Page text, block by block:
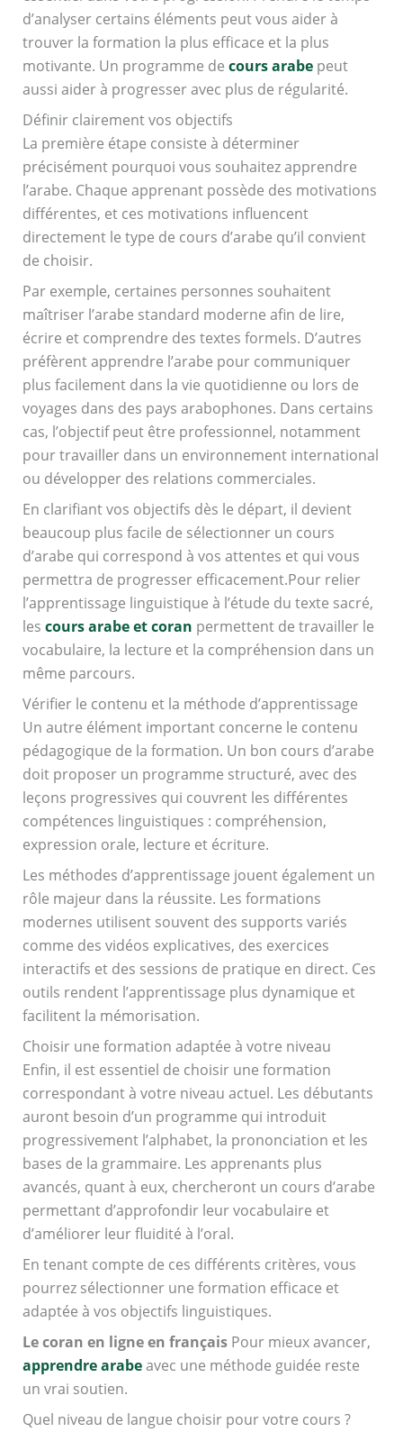
d’analyser certains éléments peut vous aider à
trouver la formation la plus efficace et la plus
motivante. Un programme de cours arabepeut
aussi aider à progresser avec plus de régularité.
Définir clairement vos objectifs
La première étape consiste à déterminer
précisément pourquoi vous souhaitez apprendre
l’arabe. Chaque apprenant possède des motivations
différentes, et ces motivations influencent
directement le type de cours d’arabe qu’il convient
de choisir.
Par exemple, certaines personnes souhaitent
maîtriser l’arabe standard moderne afin de lire,
écrire et comprendre des textes formels. D’autres
préfèrent apprendre l’arabe pour communiquer
plus facilement dans la vie quotidienne ou lors de
voyages dans des pays arabophones. Dans certains
cas, l’objectif peut être professionnel, notamment
pour travailler dans un environnement international
ou développer des relations commerciales.
En clarifiant vos objectifs dès le départ, il devient
beaucoup plus facile de sélectionner un cours
d’arabe qui correspond à vos attentes et qui vous
permettra de progresser efficacement.Pour relier
l’apprentissage linguistique à l’étude du texte sacré,
les cours arabe et coran permettent de travailler le
vocabulaire, la lecture et la compréhension dans un
même parcours.
Vérifier le contenu et la méthode d’apprentissage
Un autre élément important concerne le contenu
pédagogique de la formation. Un bon cours d’arabe
doit proposer un programme structuré, avec des
leçons progressives qui couvrent les différentes
compétences linguistiques : compréhension,
expression orale, lecture et écriture.
Les méthodes d’apprentissage jouent également un
rôle majeur dans la réussite. Les formations
modernes utilisent souvent des supports variés
comme des vidéos explicatives, des exercices
interactifs et des sessions de pratique en direct. Ces
outils rendent l’apprentissage plus dynamique et
facilitent la mémorisation.
Choisir une formation adaptée à votre niveau
Enfin, il est essentiel de choisir une formation
correspondant à votre niveau actuel. Les débutants
auront besoin d’un programme qui introduit
progressivement l’alphabet, la prononciation et les
bases de la grammaire. Les apprenants plus
avancés, quant à eux, chercheront un cours d’arabe
permettant d’approfondir leur vocabulaire et
d’améliorer leur fluidité à l’oral.
En tenant compte de ces différents critères, vous
pourrez sélectionner une formation efficace et
adaptée à vos objectifs linguistiques.
Le coran en ligne en françaisPour mieux avancer,
apprendre arabeavec une méthode guidée reste
un vrai soutien.
Quel niveau de langue choisir pour votre cours ?